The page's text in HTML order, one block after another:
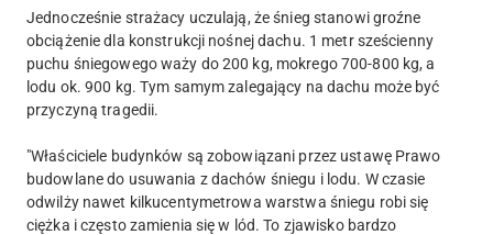
Jednocześnie strażacy uczulają, że śnieg stanowi groźne
obciążenie dla konstrukcji nośnej dachu. 1 metr sześcienny
puchu śniegowego waży do 200 kg, mokrego 700-800 kg, a
lodu ok. 900 kg. Tym samym zalegający na dachu może być
przyczyną tragedii.
"Właściciele budynków są zobowiązani przez ustawę Prawo
budowlane do usuwania z dachów śniegu i lodu. W czasie
odwilży nawet kilkucentymetrowa warstwa śniegu robi się
ciężka i często zamienia się w lód. To zjawisko bardzo